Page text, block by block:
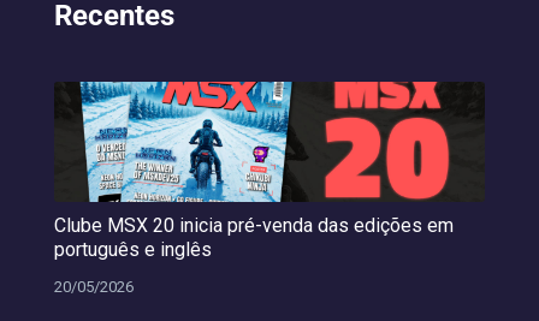
Recentes
Clube MSX 20 inicia pré-venda das edições em
português e inglês
20/05/2026